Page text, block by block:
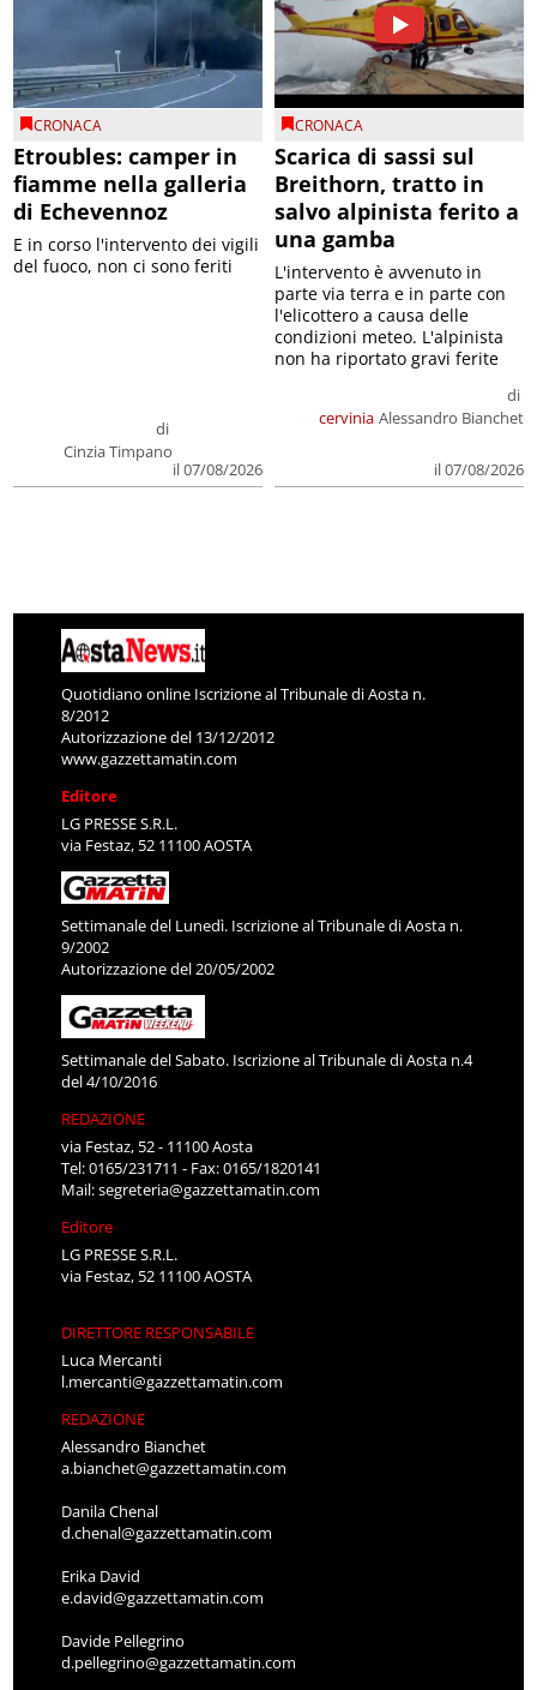
CRONACA
Etroubles: camper in
fiamme nella galleria
di Echevennoz
di
Cinzia Timpano
il 07/08/2026
E in corso l'intervento dei vigili
del fuoco, non ci sono feriti
CRONACA
Scarica di sassi sul
Breithorn, tratto in
salvo alpinista ferito a
una gamba
cervinia
di
Alessandro Bianchet
il 07/08/2026
L'intervento è avvenuto in
parte via terra e in parte con
l'elicottero a causa delle
condizioni meteo. L'alpinista
non ha riportato gravi ferite
Quotidiano online Iscrizione al Tribunale di Aosta n.
8/2012
Autorizzazione del 13/12/2012
www.gazzettamatin.com
Editore
LG PRESSE S.R.L.
via Festaz, 52 11100 AOSTA
Settimanale del Lunedì. Iscrizione al Tribunale di Aosta n.
9/2002
Autorizzazione del 20/05/2002
Settimanale del Sabato. Iscrizione al Tribunale di Aosta n.4
del 4/10/2016
REDAZIONE
via Festaz, 52 - 11100 Aosta
Tel: 0165/231711 - Fax: 0165/1820141
Mail:segreteria@gazzettamatin.com
Editore
LG PRESSE S.R.L.
via Festaz, 52 11100 AOSTA
DIRETTORE RESPONSABILE
Luca Mercanti
l.mercanti@gazzettamatin.com
REDAZIONE
Alessandro Bianchet
a.bianchet@gazzettamatin.com
Danila Chenal
d.chenal@gazzettamatin.com
Erika David
e.david@gazzettamatin.com
Davide Pellegrino
d.pellegrino@gazzettamatin.com